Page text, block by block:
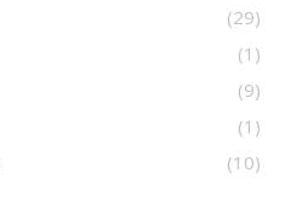
(29)
(1)
(9)
(1)
(10)